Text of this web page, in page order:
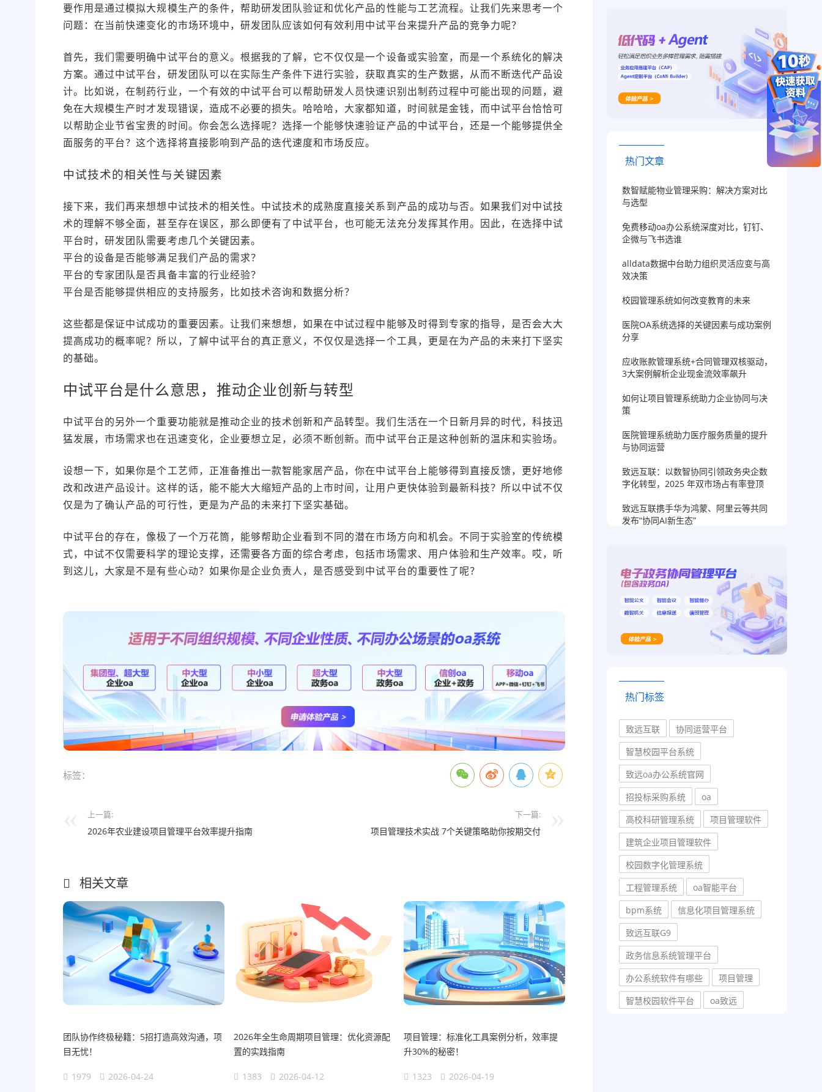
要作用是通过模拟大规模生产的条件，帮助研发团队验证和优化产品的性能与工艺流程。让我们先来思考一个
问题：在当前快速变化的市场环境中，研发团队应该如何有效利用中试平台来提升产品的竞争力呢？
首先，我们需要明确中试平台的意义。根据我的了解，它不仅仅是一个设备或实验室，而是一个系统化的解决
方案。通过中试平台，研发团队可以在实际生产条件下进行实验，获取真实的生产数据，从而不断迭代产品设
计。比如说，在制药行业，一个有效的中试平台可以帮助研发人员快速识别出制药过程中可能出现的问题，避
免在大规模生产时才发现错误，造成不必要的损失。哈哈哈，大家都知道，时间就是金钱，而中试平台恰恰可
以帮助企业节省宝贵的时间。你会怎么选择呢？选择一个能够快速验证产品的中试平台，还是一个能够提供全
面服务的平台？这个选择将直接影响到产品的迭代速度和市场反应。
中试技术的相关性与关键因素
接下来，我们再来想想中试技术的相关性。中试技术的成熟度直接关系到产品的成功与否。如果我们对中试技
术的理解不够全面，甚至存在误区，那么即便有了中试平台，也可能无法充分发挥其作用。因此，在选择中试
平台时，研发团队需要考虑几个关键因素。
平台的设备是否能够满足我们产品的需求？
平台的专家团队是否具备丰富的行业经验？
平台是否能够提供相应的支持服务，比如技术咨询和数据分析？
这些都是保证中试成功的重要因素。让我们来想想，如果在中试过程中能够及时得到专家的指导，是否会大大
提高成功的概率呢？所以，了解中试平台的真正意义，不仅仅是选择一个工具，更是在为产品的未来打下坚实
的基础。
中试平台是什么意思，推动企业创新与转型
中试平台的另外一个重要功能就是推动企业的技术创新和产品转型。我们生活在一个日新月异的时代，科技迅
猛发展，市场需求也在迅速变化，企业要想立足，必须不断创新。而中试平台正是这种创新的温床和实验场。
设想一下，如果你是个工艺师，正准备推出一款智能家居产品，你在中试平台上能够得到直接反馈，更好地修
改和改进产品设计。这样的话，能不能大大缩短产品的上市时间，让用户更快体验到最新科技？所以中试不仅
仅是为了确认产品的可行性，更是为产品的未来打下坚实基础。
中试平台的存在，像极了一个万花筒，能够帮助企业看到不同的潜在市场方向和机会。不同于实验室的传统模
式，中试不仅需要科学的理论支撑，还需要各方面的综合考虑，包括市场需求、用户体验和生产效率。哎，听
到这儿，大家是不是有些心动？如果你是企业负责人，是否感受到中试平台的重要性了呢？
标签：
上一篇:
2026年农业建设项目管理平台效率提升指南
下一篇:
项目管理技术实战 7个关键策略助你按期交付
相关文章
团队协作终极秘籍：5招打造高效沟通，项
目无忧！
1979 2026-04-24
2026年全生命周期项目管理：优化资源配
置的实践指南
1383 2026-04-12
项目管理：标准化工具案例分析，效率提
升30%的秘密！
1323 2026-04-19
热门文章
数智赋能物业管理采购：解决方案对比
与选型
免费移动oa办公系统深度对比，钉钉、
企微与飞书选谁
alldata数据中台助力组织灵活应变与高
效决策
校园管理系统如何改变教育的未来
医院OA系统选择的关键因素与成功案例
分享
应收账款管理系统+合同管理双核驱动，
3大案例解析企业现金流效率飙升
如何让项目管理系统助力企业协同与决
策
医院管理系统助力医疗服务质量的提升
与协同运营
致远互联：以数智协同引领政务央企数
字化转型，2025 年双市场占有率登顶
致远互联携手华为鸿蒙、阿里云等共同
发布“协同AI新生态”
热门标签
致远互联
协同运营平台
智慧校园平台系统
致远oa办公系统官网
招投标采购系统
oa
高校科研管理系统
项目管理软件
建筑企业项目管理软件
校园数字化管理系统
工程管理系统
oa智能平台
bpm系统
信息化项目管理系统
致远互联G9
政务信息系统管理平台
办公系统软件有哪些
项目管理
智慧校园软件平台
oa致远